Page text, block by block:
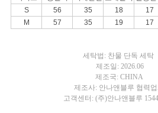
S
56 35 18
17
M
57 35 19 17
세탁법: 찬물 단독 세탁
제조일: 2026.06
제조국: CHINA
제조사: 안나앤블루 협력
고객센터: (주)안나앤블루